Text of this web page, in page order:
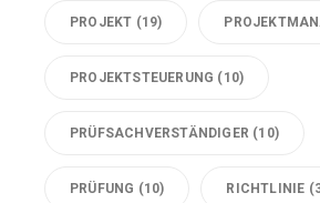
PROJEKT (19)
PROJEKTSTEUERUNG (10)
PRÜFSACHVERSTÄNDIGER (10)
PRÜFUNG (10) RICHTLINIE